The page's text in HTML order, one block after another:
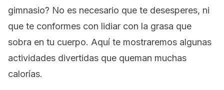
gimnasio? No es necesario que te desesperes, ni
que te conformes con lidiar con la grasa que
sobra en tu cuerpo. Aquí te mostraremos algunas
actividades divertidas que queman muchas
calorías.